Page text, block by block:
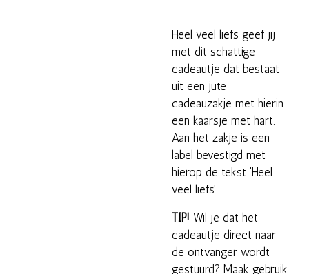
Heel veel liefs geef jij
met dit schattige
cadeautje dat bestaat
uit een jute
cadeauzakje met hierin
een kaarsje met hart.
Aan het zakje is een
label bevestigd met
hierop de tekst 'Heel
veel liefs'.
TIP! Wil je dat het
cadeautje direct naar
de ontvanger wordt
gestuurd? Maak gebruik